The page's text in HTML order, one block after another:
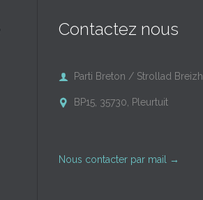
Contactez nous
 Parti Breton / Strollad Breizh
 BP15, 35730, Pleurtuit
Nous contacter par mail →